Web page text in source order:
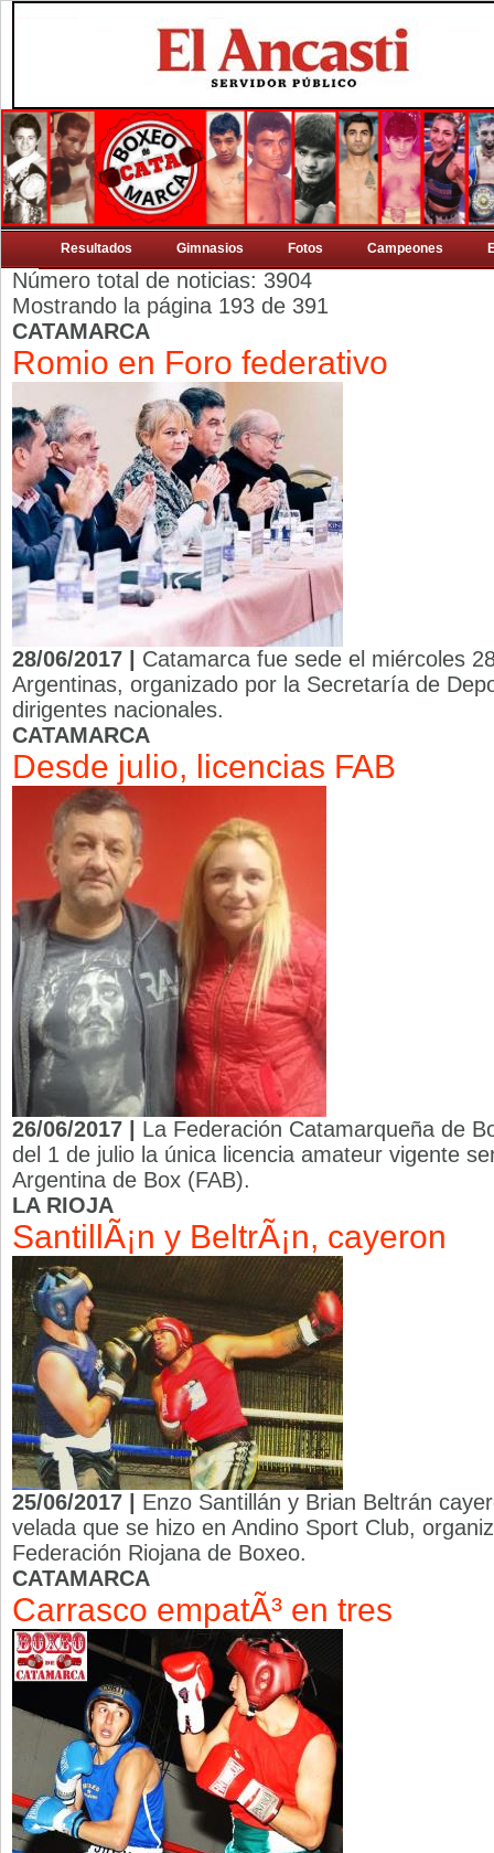
Resultados Gimnasios Fotos Campeones
Número total de noticias: 3904
Mostrando la página 193 de 391
CATAMARCA
Romio en Foro federativo
28/06/2017 | Catamarca fue sede el miércoles
Argentinas, organizado por la Secretaría de
dirigentes nacionales.
CATAMARCA
Desde julio, licencias FAB
26/06/2017 | La Federación Catamarqueña de
del 1 de julio la única licencia amateur vigente
Argentina de Box (FAB).
LA RIOJA
SantillÃ¡n y BeltrÃ¡n, cayeron
25/06/2017 | Enzo Santillán y Brian Beltrán
velada que se hizo en Andino Sport Club,
Federación Riojana de Boxeo.
CATAMARCA
Carrasco empatÃ³ en tres